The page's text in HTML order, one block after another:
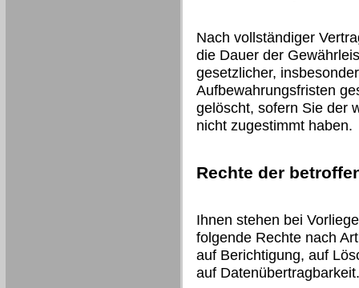
Nach vollständiger
die Dauer der
gesetzlicher,
Aufbewahrungsfristen
gelöscht, sofern Sie der
nicht zugestimmt haben.
Rechte der
Ihnen stehen bei
folgende Rechte nach
auf Berichtigung, auf
auf Datenübertragbarkeit.